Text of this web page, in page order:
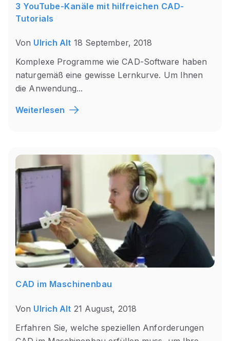
3 YouTube-Kanäle mit hilfreichen CAD-
Tutorials
Von Ulrich Alt 18 September, 2018
Komplexe Programme wie CAD-Software haben
naturgemäß eine gewisse Lernkurve. Um Ihnen
die Anwendung...
Weiterlesen
CAD im Maschinenbau
Von Ulrich Alt 21 August, 2018
Erfahren Sie, welche speziellen Anforderungen